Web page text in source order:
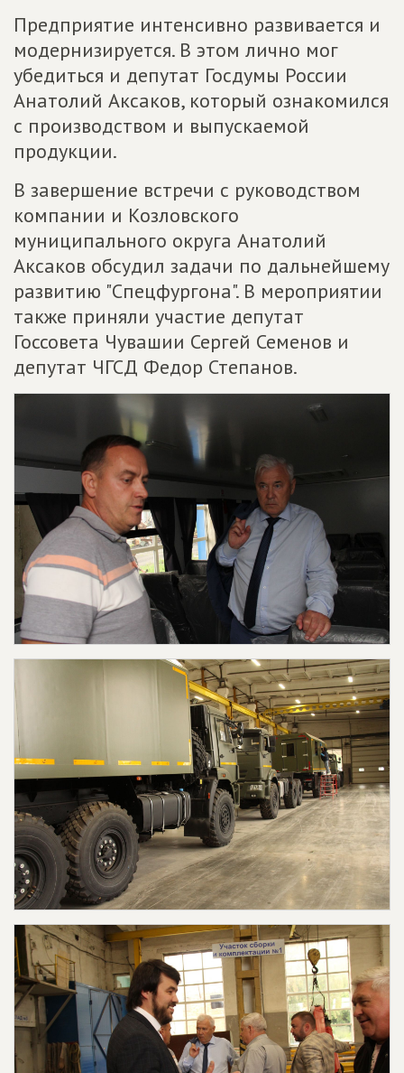
Предприятие интенсивно развивается и
модернизируется. В этом лично мог
убедиться и депутат Госдумы России
Анатолий Аксаков, который ознакомился
с производством и выпускаемой
продукции.
В завершение встречи с руководством
компании и Козловского
муниципального округа Анатолий
Аксаков обсудил задачи по дальнейшему
развитию "Спецфургона". В мероприятии
также приняли участие депутат
Госсовета Чувашии Сергей Семенов и
депутат ЧГСД Федор Степанов.